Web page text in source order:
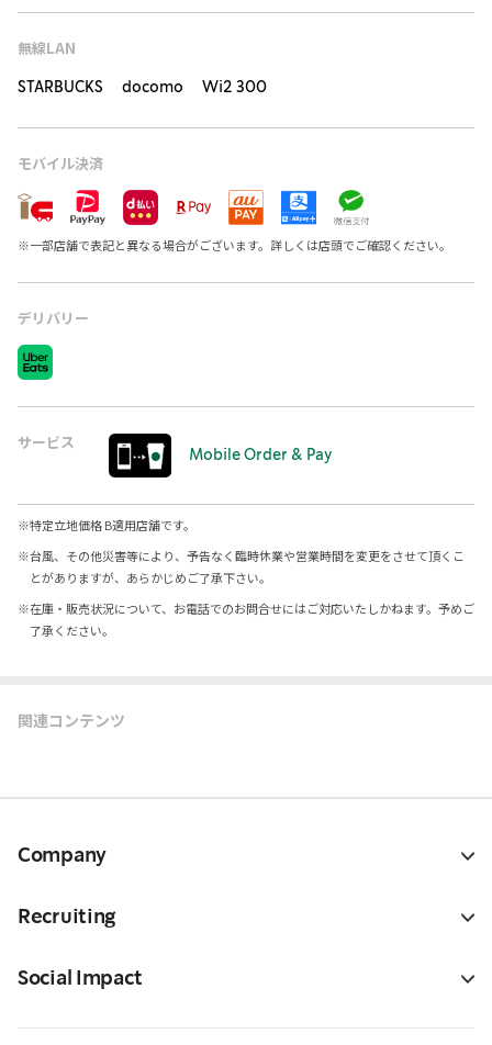
無線LAN
STARBUCKS docomo Wi2 300
モバイル決済
※一部店舗で表記と異なる場合がございます。詳しくは店頭でご確認ください。
デリバリー
サービス
Mobile Order & Pay
※特定立地価格 B適用店舗です。
※台風、その他災害等により、予告なく臨時休業や営業時間を変更をさせて頂くこ
とがありますが、あらかじめご了承下さい。
※在庫・販売状況について、お電話でのお問合せにはご対応いたしかねます。予めご
了承ください。
関連コンテンツ
Company
Recruiting
Social Impact